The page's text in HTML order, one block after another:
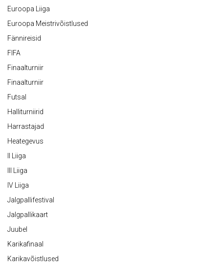
Euroopa Liiga
Euroopa Meistrivõistlused
Fännireisid
FIFA
Finaalturniir
Finaalturniir
Futsal
Halliturniirid
Harrastajad
Heategevus
II Liiga
III Liiga
IV Liiga
Jalgpallifestival
Jalgpallikaart
Juubel
Karikafinaal
Karikavõistlused